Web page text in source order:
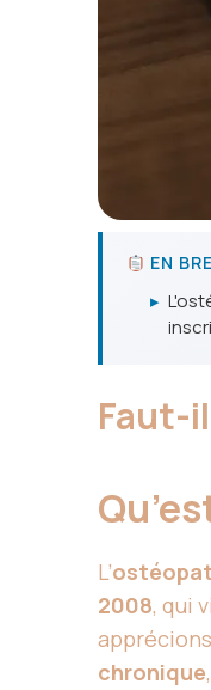
EN
▸
Faut-
L’
2008, qui
chronique